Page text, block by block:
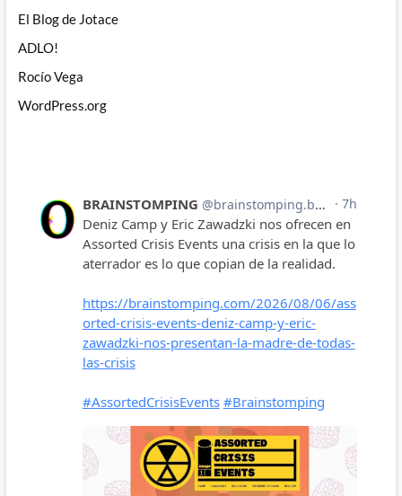
El Blog de Jotace
ADLO!
Rocío Vega
WordPress.org